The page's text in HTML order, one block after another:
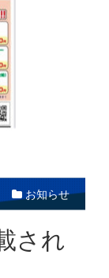
お知らせ
され